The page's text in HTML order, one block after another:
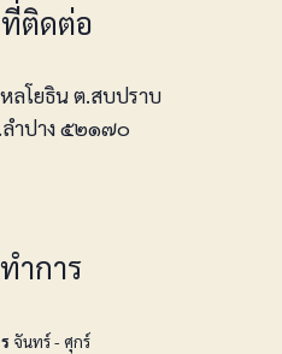
ติดต่อ
โยธิน ต.สบปราบ
ำปาง ๕๒๑๗๐
ำการ
จันทร์ - ศุกร์